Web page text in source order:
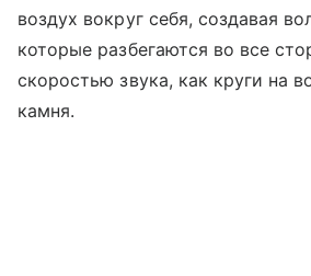
воздух вокруг себя, создавая
которые разбегаются во все
скоростью звука, как круги на
камня.